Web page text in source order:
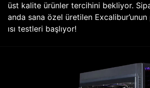
üst kalite ürünler tercihini bekliyor.
anda sana özel üretilen
ısı testleri başlıyor!